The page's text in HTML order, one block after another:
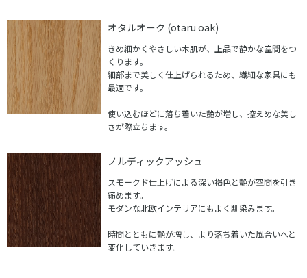
オタルオーク (otaru oak)
きめ細かくやさしい木肌が、上品で静かな空間をつ
くります。
細部まで美しく仕上げられるため、繊細な家具にも
最適です。
使い込むほどに落ち着いた艶が増し、控えめな美し
さが際立ちます。
ノルディックアッシュ
スモークド仕上げによる深い褐色と艶が空間を引き
締めます。
モダンな北欧インテリアにもよく馴染みます。
時間とともに艶が増し、より落ち着いた風合いへと
変化していきます。